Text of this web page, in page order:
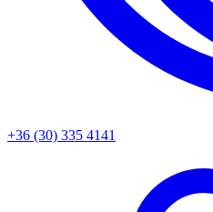
+36 (30) 335 4141